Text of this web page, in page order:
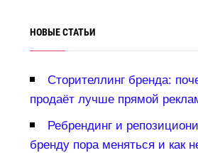
НОВЫЕ СТАТЬИ
Сторителлинг бренда:
продаёт лучше прямой
Ребрендинг и
ренду пора меняться и как